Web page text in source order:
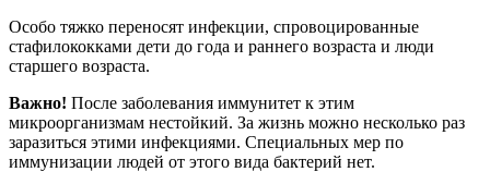
Особо тяжко переносят инфекции, спровоцированные
стафилококками дети до года и раннего возраста и люди
старшего возраста.
Важно! После заболевания иммунитет к этим
микроорганизмам нестойкий. За жизнь можно несколько раз
заразиться этими инфекциями. Специальных мер по
иммунизации людей от этого вида бактерий нет.